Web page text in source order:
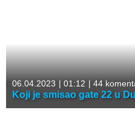
06.04.2023 | 01:12 | 44
Koji je smisao gate 22 u